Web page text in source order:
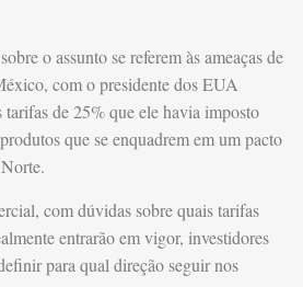
o assunto se referem às ameaças de
com o presidente dos EUA
tarifas de 25% que ele havia imposto
que se enquadrem em um pacto
com dúvidas sobre quais tarifas
entrarão em vigor, investidores
para qual direção seguir nos